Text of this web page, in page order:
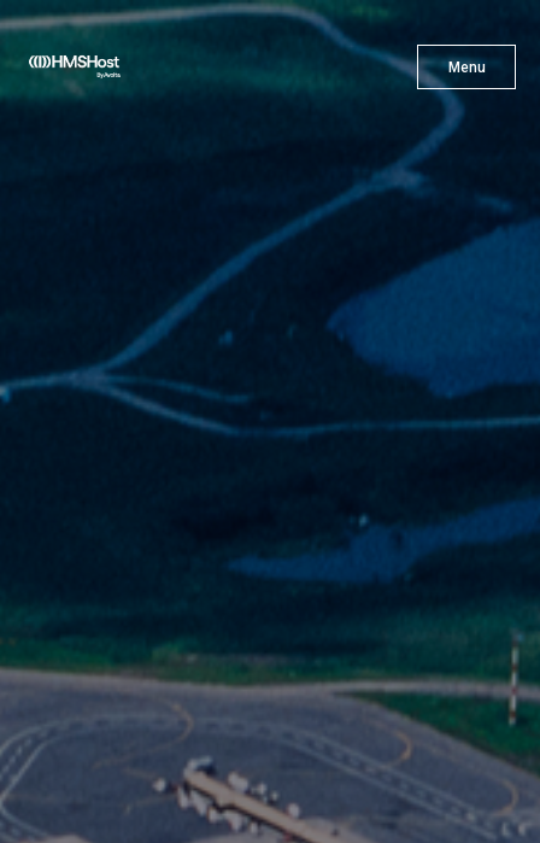
Menu
X
Innovación
Asóciate con Nosotros
Fundación
Sustentabilidad